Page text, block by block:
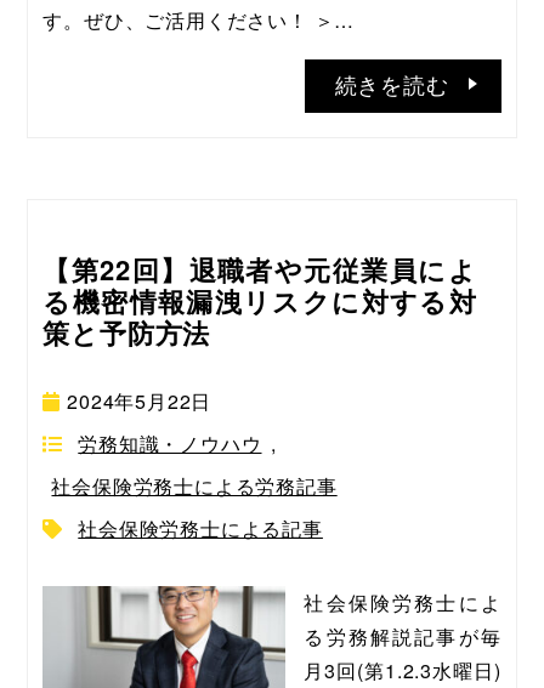
す。ぜひ、ご活用ください！ ＞…
続きを読む
【第22回】退職者や元従業員によ
る機密情報漏洩リスクに対する対
策と予防方法
2024年5月22日
労務知識・ノウハウ ,
社会保険労務士による労務記事
社会保険労務士による記事
社会保険労務士によ
る労務解説記事が毎
月3回(第1.2.3水曜日)